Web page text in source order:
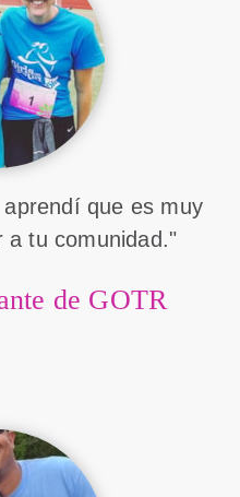
que es muy
a tu comunidad."
de GOTR